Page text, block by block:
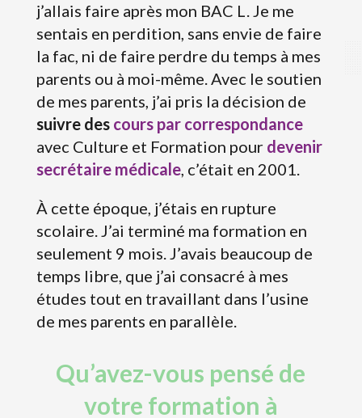
j’allais faire après mon BAC L. Je me
sentais en perdition, sans envie de faire
la fac, ni de faire perdre du temps à mes
parents ou à moi-même. Avec le soutien
de mes parents, j’ai pris la décision de
suivre des cours par correspondance
avec Culture et Formation pourdevenir
secrétaire médicale, c’était en 2001.
À cette époque, j’étais en rupture
scolaire. J’ai terminé ma formation en
seulement 9 mois. J’avais beaucoup de
temps libre, que j’ai consacré à mes
études tout en travaillant dans l’usine
de mes parents en parallèle.
Qu’avez-vous pensé de
votre formation à